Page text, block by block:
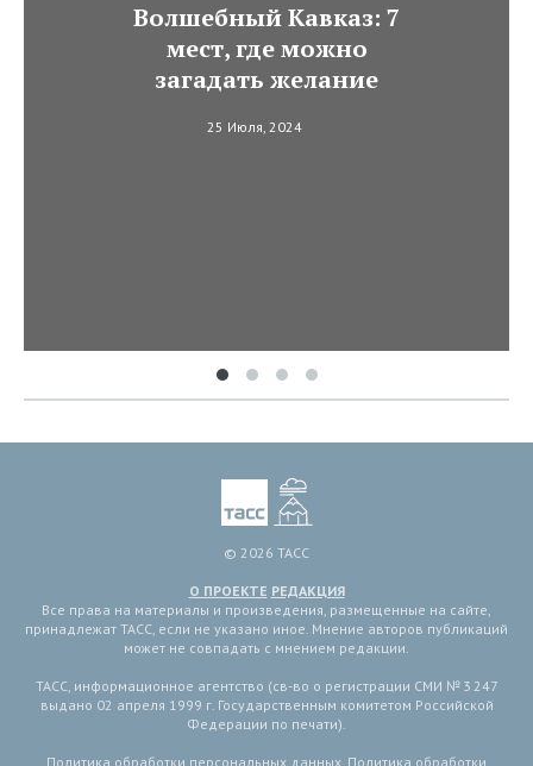
Волшебный Кавказ: 7
мест, где можно
загадать желание
25 Июля, 2024
© 2026 ТАСС
О ПРОЕКТЕ РЕДАКЦИЯ
Все права на материалы и произведения, размещенные на сайте,
принадлежат ТАСС, если не указано иное. Мнение авторов публикаций
может не совпадать с мнением редакции.
ТАСС, информационное агентство (св-во о регистрации СМИ № 3 247
выдано 02 апреля 1999 г. Государственным комитетом Российской
Федерации по печати).
Политика обработки персональных данных Политика обработки